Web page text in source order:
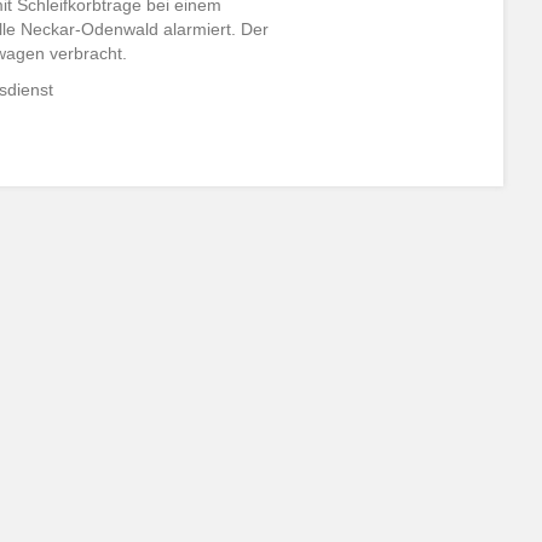
Schleifkorbtrage bei einem
Neckar-Odenwald alarmiert. Der
verbracht.